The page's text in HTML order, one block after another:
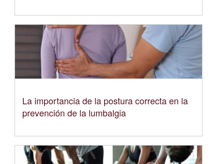
La importancia de la postura correcta en la
prevención de la lumbalgia